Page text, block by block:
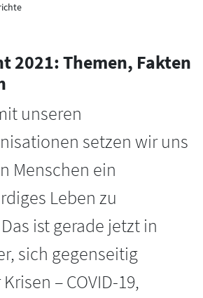
2021: Themen, Fakten
unseren
setzen wir uns
Menschen ein
Leben zu
ist gerade jetzt in
sich gegenseitig
– COVID-19,